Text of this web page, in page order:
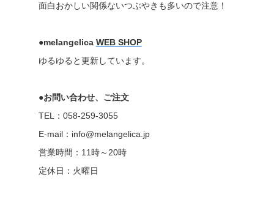
面白おかしい関係ないつぶやきも多いので注意！
●melangelica WEB SHOP
ゆるゆると更新しています。
●お問い合わせ、ご注文
TEL：058-259-3055
E-mail：info@melangelica.jp
営業時間：11時～20時
定休日：火曜日